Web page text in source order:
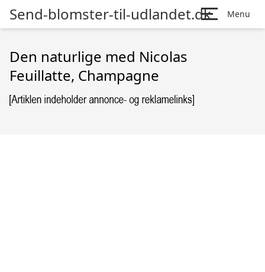
Send-blomster-til-udlandet.dk Menu
Den naturlige med Nicolas
Feuillatte, Champagne